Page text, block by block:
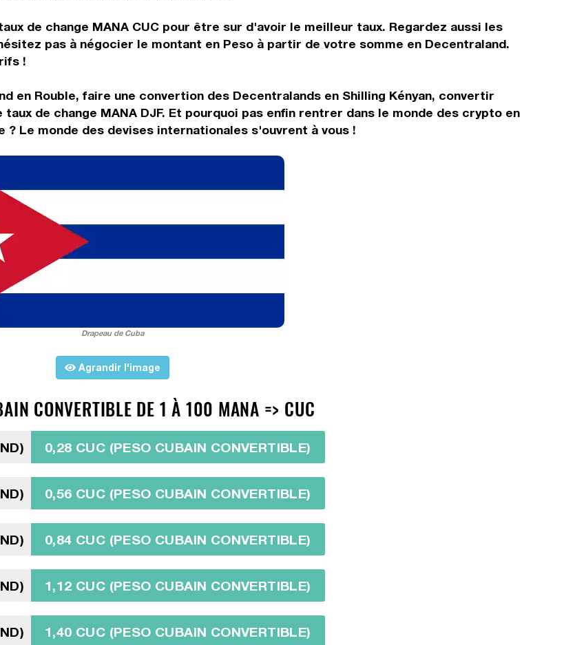
de change MANA CUC pour être sur d'avoir le meilleur taux. Regardez aussi les
pas à négocier le montant en Peso à partir de votre somme en Decentraland.
!
en Rouble, faire une convertion des Decentralands en Shilling Kényan, convertir
de change MANA DJF. Et pourquoi pas enfin rentrer dans le monde des crypto en
Le monde des devises internationales s'ouvrent à vous !
Drapeau de Cuba
Agrandir l'image
CONVERTIBLE DE 1 À 100 MANA => CUC
0,28 CUC (PESO CUBAIN CONVERTIBLE)
0,56 CUC (PESO CUBAIN CONVERTIBLE)
0,84 CUC (PESO CUBAIN CONVERTIBLE)
1,12 CUC (PESO CUBAIN CONVERTIBLE)
1,40 CUC (PESO CUBAIN CONVERTIBLE)